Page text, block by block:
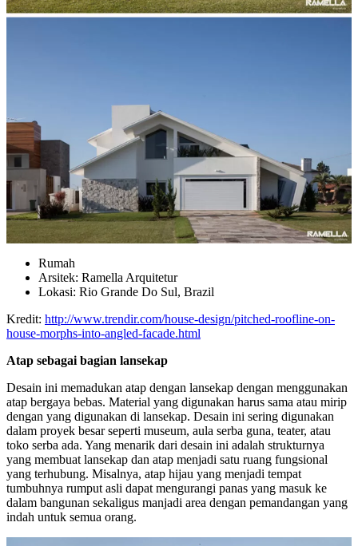
Rumah
Arsitek: Ramella Arquitetur
Lokasi: Rio Grande Do Sul, Brazil
Kredit: http://www.trendir.com/house-design/pitched-roofline-on-
house-morphs-into-angled-facade.html
Atap sebagai bagian lansekap
Desain ini memadukan atap dengan lansekap dengan menggunakan
atap bergaya bebas. Material yang digunakan harus sama atau mirip
dengan yang digunakan di lansekap. Desain ini sering digunakan
dalam proyek besar seperti museum, aula serba guna, teater, atau
toko serba ada. Yang menarik dari desain ini adalah strukturnya
yang membuat lansekap dan atap menjadi satu ruang fungsional
yang terhubung. Misalnya, atap hijau yang menjadi tempat
tumbuhnya rumput asli dapat mengurangi panas yang masuk ke
dalam bangunan sekaligus manjadi area dengan pemandangan yang
indah untuk semua orang.